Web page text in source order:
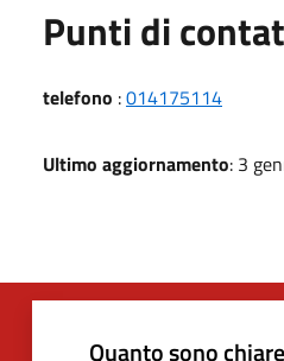
Punti di
telefono :014175114
Ultimo aggiornamento: 3
Quanto sono